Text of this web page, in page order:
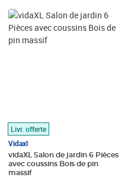
Livr. offerte
Vidaxl
vidaXL Salon de jardin 6 Pièces
avec coussins Bois de pin
massif
Prix 364,99€